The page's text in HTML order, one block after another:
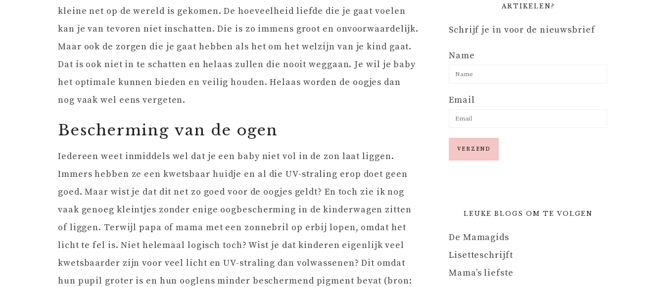
kleine net op de wereld is gekomen. De hoeveelheid liefde die je gaat voelen
kan je van tevoren niet inschatten. Die is zo immens groot en onvoorwaardelijk.
Maar ook de zorgen die je gaat hebben als het om het welzijn van je kind gaat.
Dat is ook niet in te schatten en helaas zullen die nooit weggaan. Je wil je baby
het optimale kunnen bieden en veilig houden. Helaas worden de oogjes dan
nog vaak wel eens vergeten.
Bescherming van de ogen
Iedereen weet inmiddels wel dat je een baby niet vol in de zon laat liggen.
Immers hebben ze een kwetsbaar huidje en al die UV-straling erop doet geen
goed. Maar wist je dat dit net zo goed voor de oogjes geldt? En toch zie ik nog
vaak genoeg kleintjes zonder enige oogbescherming in de kinderwagen zitten
of liggen. Terwijl papa of mama met een zonnebril op erbij lopen, omdat het
licht te fel is. Niet helemaal logisch toch? Wist je dat kinderen eigenlijk veel
kwetsbaarder zijn voor veel licht en UV-straling dan volwassenen? Dit omdat
hun pupil groter is en hun ooglens minder beschermend pigment bevat (bron:
ARTIKELEN?
Schrijf je in voor de nieuwsbrief
Name
Email
LEUKE BLOGS OM TE VOLGEN
De Mamagids
Lisetteschrijft
Mama’s liefste